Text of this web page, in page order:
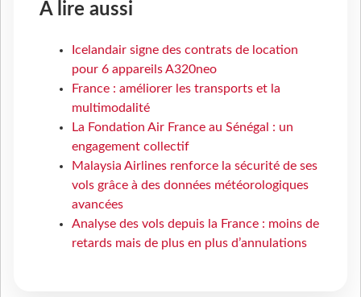
À lire aussi
Icelandair signe des contrats de location
pour 6 appareils A320neo
France : améliorer les transports et la
multimodalité
La Fondation Air France au Sénégal : un
engagement collectif
Malaysia Airlines renforce la sécurité de ses
vols grâce à des données météorologiques
avancées
Analyse des vols depuis la France : moins de
retards mais de plus en plus d’annulations